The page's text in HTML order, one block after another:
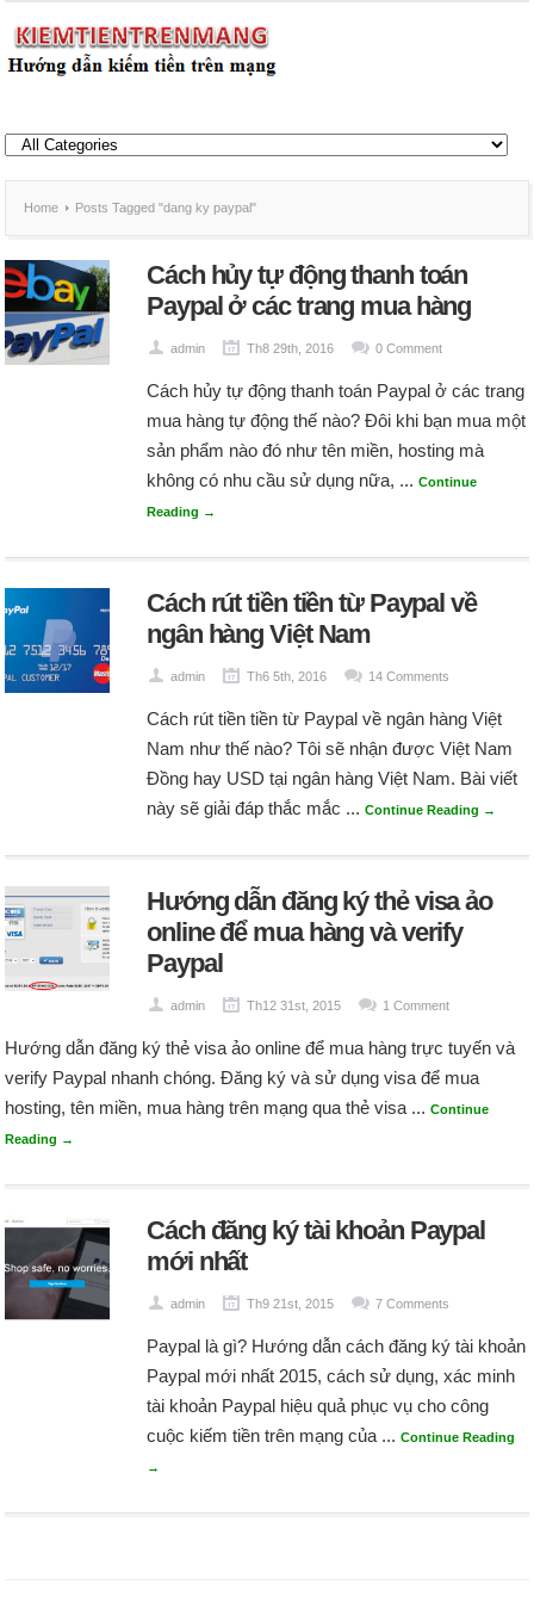
Home Posts Tagged "dang ky paypal"
Cách hủy tự động thanh toán
Paypal ở các trang mua hàng
admin Th8 29th, 2016 0 Comment
Cách hủy tự động thanh toán Paypal ở các trang
mua hàng tự động thế nào? Đôi khi bạn mua một
sản phẩm nào đó như tên miền, hosting mà
không có nhu cầu sử dụng nữa, ... Continue
Reading →
Cách rút tiền tiền từ Paypal về
ngân hàng Việt Nam
admin Th6 5th, 2016 14 Comments
Cách rút tiền tiền từ Paypal về ngân hàng Việt
Nam như thế nào? Tôi sẽ nhận được Việt Nam
Đồng hay USD tại ngân hàng Việt Nam. Bài viết
này sẽ giải đáp thắc mắc ... Continue Reading →
Hướng dẫn đăng ký thẻ visa ảo
online để mua hàng và verify
Paypal
admin Th12 31st, 2015 1 Comment
Hướng dẫn đăng ký thẻ visa ảo online để mua hàng trực tuyến và
verify Paypal nhanh chóng. Đăng ký và sử dụng visa để mua
hosting, tên miền, mua hàng trên mạng qua thẻ visa ...Continue
Reading →
Cách đăng ký tài khoản Paypal
mới nhất
admin Th9 21st, 2015 7 Comments
Paypal là gì? Hướng dẫn cách đăng ký tài khoản
Paypal mới nhất 2015, cách sử dụng, xác minh
tài khoản Paypal hiệu quả phục vụ cho công
cuộc kiếm tiền trên mạng của ... Continue Reading
→